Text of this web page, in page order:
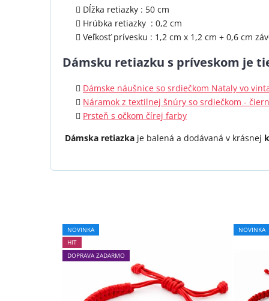
Dĺžka retiazky : 50 cm
Hrúbka retiazky : 0,2 cm
Veľkosť prívesku : 1,2 cm x 1,2 cm + 0,6 cm
Dámsku retiazku s príveskom je
Dámske náušnice so srdiečkom Nataly vo
Náramok z textilnej šnúry so srdiečkom -
Prsteň s očkom čírej farby
Dámska retiazka je balená a dodávaná v krásnej
5,0
NOVINKA
HIT
DOPRAVA ZADARMO
NOVINKA